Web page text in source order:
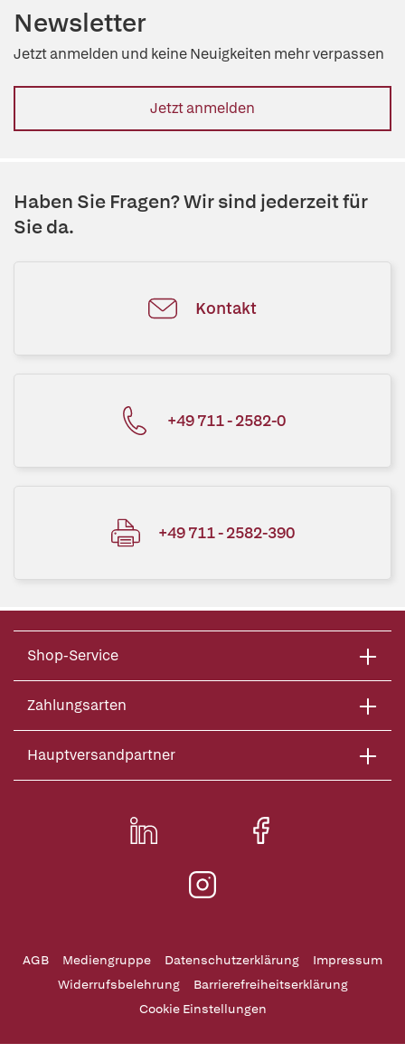
Newsletter
Jetzt anmelden und keine Neuigkeiten mehr verpassen
Jetzt anmelden
Haben Sie Fragen? Wir sind jederzeit für
Sie da.
Kontakt
+49 711 - 2582-0
+49 711 - 2582-390
Shop-Service
Zahlungsarten
Hauptversandpartner
AGB Mediengruppe Datenschutzerklärung
Impressum
Widerrufsbelehrung
Barrierefreiheitserklärung
Cookie Einstellungen